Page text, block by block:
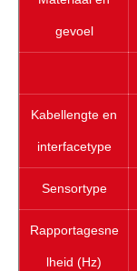
gevoel
Kabellengte en
interfacetype
Sensortype
Rapportagesne
lheid (Hz)